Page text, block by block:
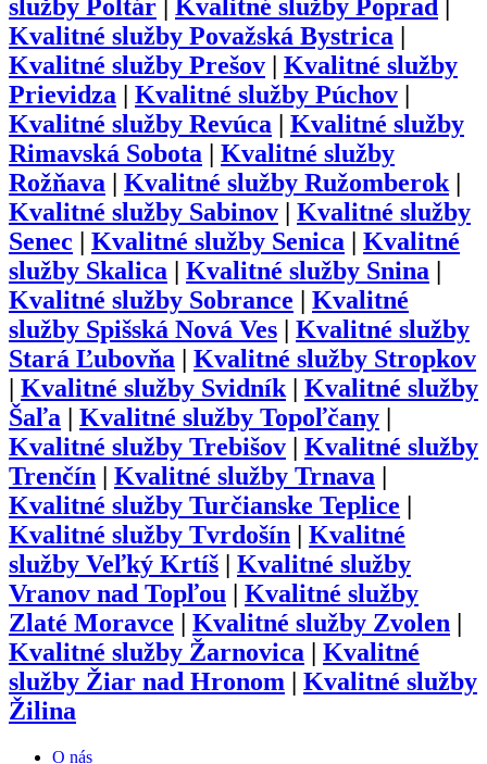
služby Poltár Kvalitné služby Poprad
Kvalitné služby Považská Bystrica
Kvalitné služby Prešov
Kvalitné služby
Prievidza
Kvalitné služby Púchov
Kvalitné služby Revúca
Kvalitné služby
Rimavská Sobota
Kvalitné služby
Rožňava
Kvalitné služby Ružomberok|
Kvalitné služby Sabinov
Kvalitné služby
Senec
Kvalitné služby Senica
Kvalitné
služby Skalica Kvalitné služby Snina
Kvalitné služby Sobrance
Kvalitné
služby Spišská Nová Ves
Kvalitné služby
Stará Ľubovňa
Kvalitné služby Stropkov
Kvalitné služby Svidník| Kvalitné služby
Šaľa
Kvalitné služby Topoľčany
Kvalitné služby Trebišov
Kvalitné služby
Trenčín
Kvalitné služby Trnava
Kvalitné služby Turčianske Teplice
Kvalitné služby Tvrdošín
Kvalitné
služby Veľký Krtíš
Kvalitné služby
Vranov nad Topľou
Kvalitné služby
Zlaté Moravce
Kvalitné služby Zvolen
Kvalitné služby Žarnovica
Kvalitné
služby Žiar nad Hronom
Kvalitné služby
Žilina
O nás